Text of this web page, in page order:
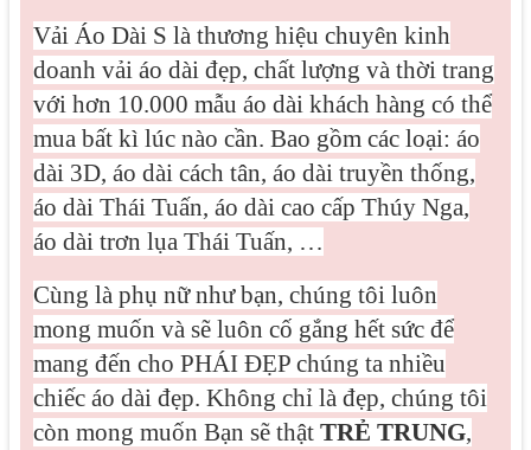
Vải Áo Dài S là thương hiệu chuyên kinh
doanh vải áo dài đẹp, chất lượng và thời trang
với hơn 10.000 mẫu áo dài khách hàng có thể
mua bất kì lúc nào cần. Bao gồm các loại: áo
dài 3D, áo dài cách tân, áo dài truyền thống,
áo dài Thái Tuấn, áo dài cao cấp Thúy Nga,
áo dài trơn lụa Thái Tuấn, …
Cùng là phụ nữ như bạn, chúng tôi luôn
mong muốn và sẽ luôn cố gắng hết sức để
mang đến cho PHÁI ĐẸP chúng ta nhiều
chiếc áo dài đẹp. Không chỉ là đẹp, chúng tôi
còn mong muốn Bạn sẽ thật TRẺ TRUNG,